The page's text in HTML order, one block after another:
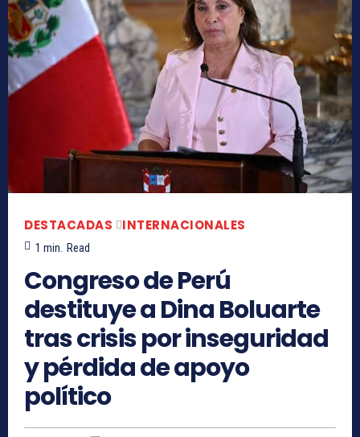
DESTACADAS INTERNACIONALES
1 min. Read
Congreso de Perú
destituye a Dina Boluarte
tras crisis por inseguridad
y pérdida de apoyo
político